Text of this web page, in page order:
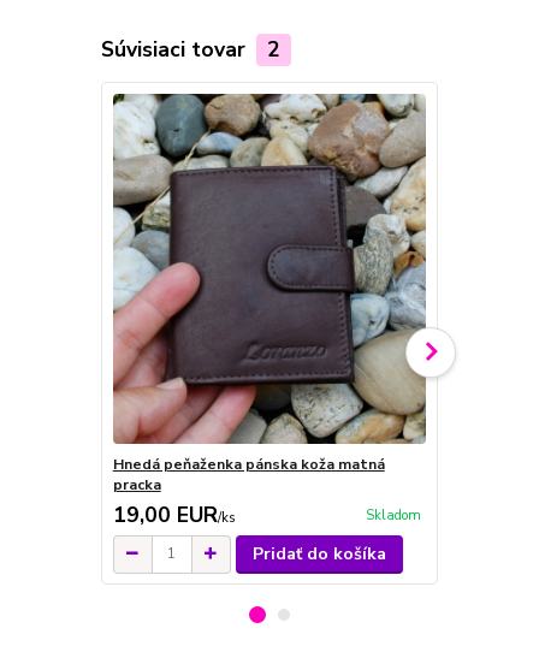
Súvisiaci tovar 2
Hnedá peňaženka pánska koža matná
pracka
19,00 EUR/ks Skladom
Pridať do košíka